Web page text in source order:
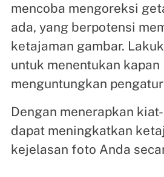
mencoba mengoreksi
ada, yang berpotensi
ketajaman gambar.
untuk menentukan kapan
menguntungkan
Dengan menerapkan
dapat meningkatkan
kejelasan foto Anda